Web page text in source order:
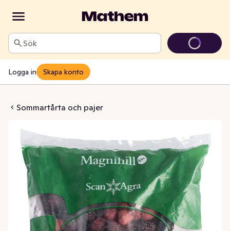
Sök
Logga in Skapa konto
Sommartårta och pajer
EKO/KRAV